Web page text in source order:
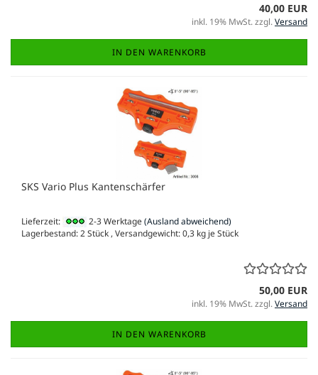
40,00 EUR
inkl. 19% MwSt. zzgl.Versand
IN DEN WARENKORB
SKS Vario Plus Kantenschärfer
Lieferzeit: 2-3 Werktage(Ausland abweichend)
Lagerbestand: 2 Stück , Versandgewicht:0,3 kg je Stück
50,00 EUR
inkl. 19% MwSt. zzgl.Versand
IN DEN WARENKORB